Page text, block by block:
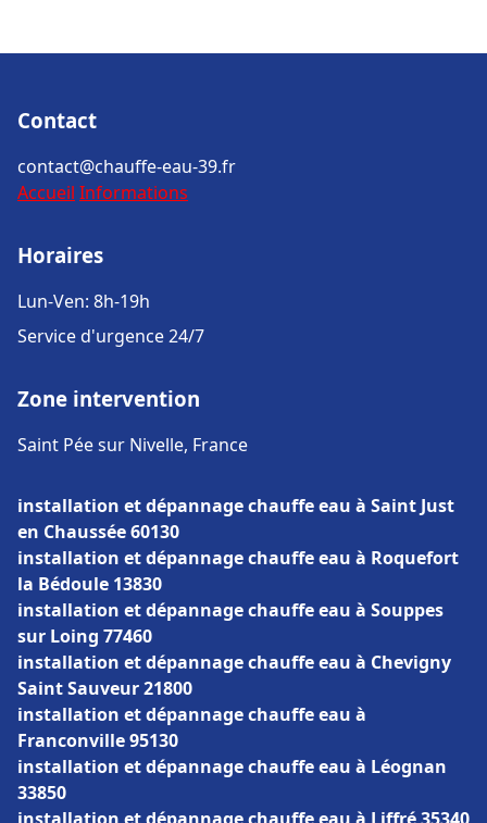
Contact
contact@chauffe-eau-39.fr
Accueil Informations
Horaires
Lun-Ven: 8h-19h
Service d'urgence 24/7
Zone intervention
Saint Pée sur Nivelle, France
installation et dépannage chauffe eau à Saint Just
en Chaussée 60130
installation et dépannage chauffe eau à Roquefort
la Bédoule 13830
installation et dépannage chauffe eau à Souppes
sur Loing 77460
installation et dépannage chauffe eau à Chevigny
Saint Sauveur 21800
installation et dépannage chauffe eau à
Franconville 95130
installation et dépannage chauffe eau à Léognan
33850